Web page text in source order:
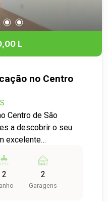
L
no Centro
Centro de São
excelente
do
Padrão - Dormitórios:
um sendo suíte. -
2 2
Garagens